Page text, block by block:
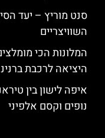
סנט מוריץ – יעד
השוויצריים
המלונות הכי
היציאה לרכבת
איפה לישון בין
נופים וקסם אלפיני